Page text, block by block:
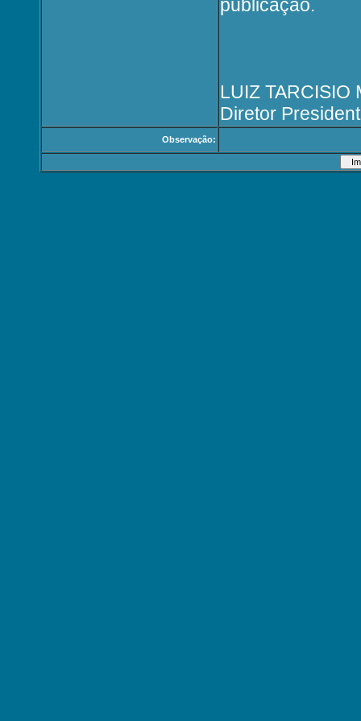
publicação.
LUIZ TARCISIO
Diretor
Observação: